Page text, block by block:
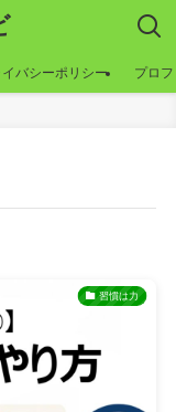
イバシーポリシー プロ
習慣は力